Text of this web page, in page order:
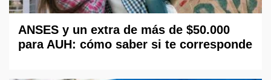
ANSES y un extra de más de $50.000
para AUH: cómo saber si te corresponde